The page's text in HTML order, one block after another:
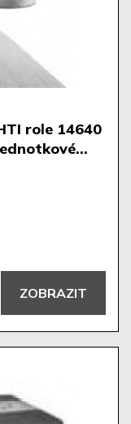
role 14640
ZOBRAZIT